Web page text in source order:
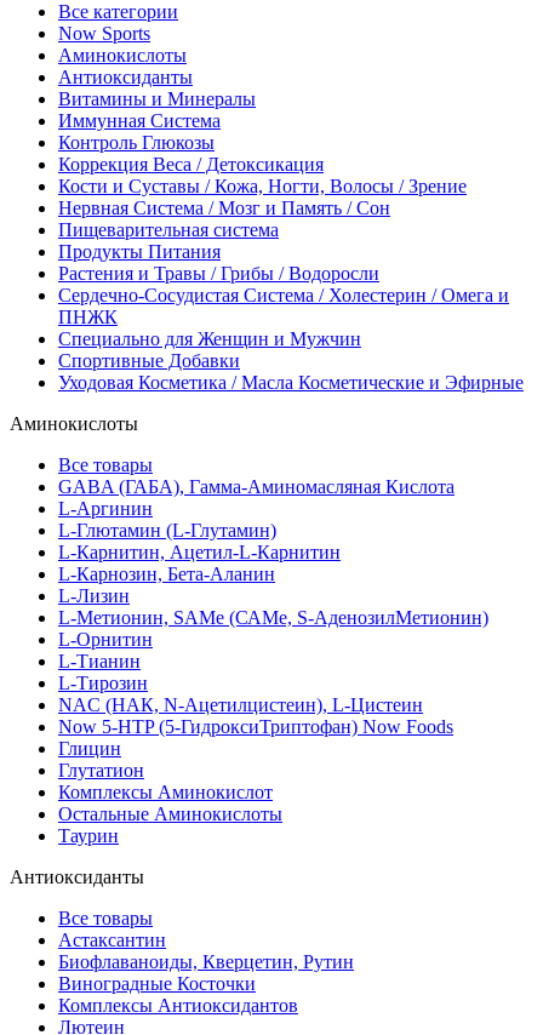
Все категории
Now Sports
Аминокислоты
Антиоксиданты
Витамины и Минералы
Иммунная Система
Контроль Глюкозы
Коррекция Веса / Детоксикация
Кости и Суставы / Кожа, Ногти, Волосы / Зрение
Нервная Система / Мозг и Память / Сон
Пищеварительная система
Продукты Питания
Растения и Травы / Грибы / Водоросли
Сердечно-Сосудистая Система / Холестерин / Омега и
ПНЖК
Специально для Женщин и Мужчин
Спортивные Добавки
Уходовая Косметика / Масла Косметические и Эфирные
Аминокислоты
Все товары
GABA (ГАБА), Гамма-Аминомасляная Кислота
L-Аргинин
L-Глютамин (L-Глутамин)
L-Карнитин, Ацетил-L-Карнитин
L-Карнозин, Бета-Аланин
L-Лизин
L-Метионин, SAMe (САМе, S-АденозилМетионин)
L-Орнитин
L-Тианин
L-Тирозин
NAC (НАК, N-Ацетилцистеин), L-Цистеин
Now 5-HTP (5-ГидроксиТриптофан) Now Foods
Глицин
Глутатион
Комплексы Аминокислот
Остальные Аминокислоты
Таурин
Антиоксиданты
Все товары
Астаксантин
Биофлаваноиды, Кверцетин, Рутин
Виноградные Косточки
Комплексы Антиоксидантов
Лютеин